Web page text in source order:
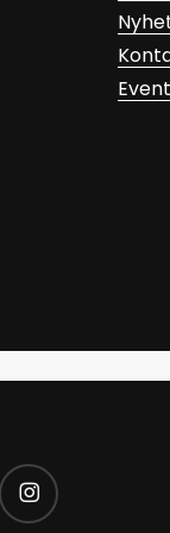
instagram